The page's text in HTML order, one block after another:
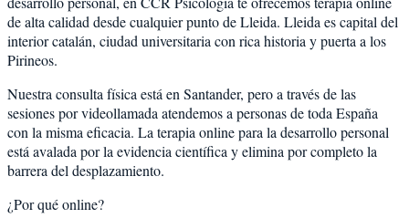
de alta calidad desde cualquier punto deLleida. Lleidaescapital del
interior catalán, ciudad universitaria con rica historia y puerta a los
Pirineos.
Nuestra consulta física está en Santander, pero a través de las
sesiones por videollamada atendemos a personas de toda España
con la misma eficacia. La terapia online para ladesarrollo personal
está avalada por la evidencia científica y elimina por completo la
barrera del desplazamiento.
¿Por qué online?